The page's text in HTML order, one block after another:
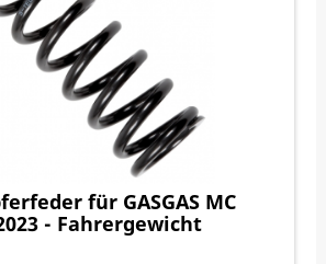
für GASGAS MC
- Fahrergewicht